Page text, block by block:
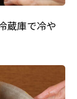
蔵庫で冷や